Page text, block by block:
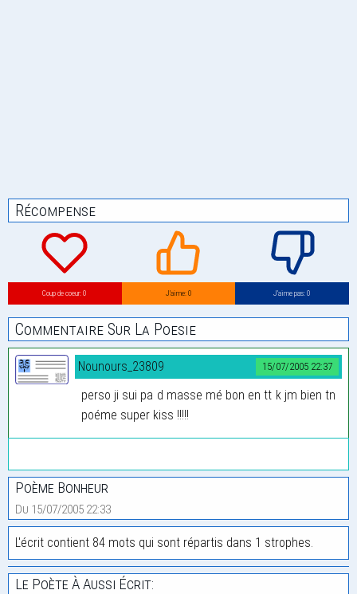
Récompense
Coup de coeur: 0 J’aime: 0 J’aime pas: 0
Commentaire Sur La Poesie
15/07/2005 22:37
Nounours_23809
perso ji sui pa d masse mé bon en tt k jm bien tn
poéme super kiss !!!!!
Poème Bonheur
Du 15/07/2005 22:33
L'écrit contient 84 mots qui sont répartis dans 1 strophes.
Le Poète À Aussi Écrit: